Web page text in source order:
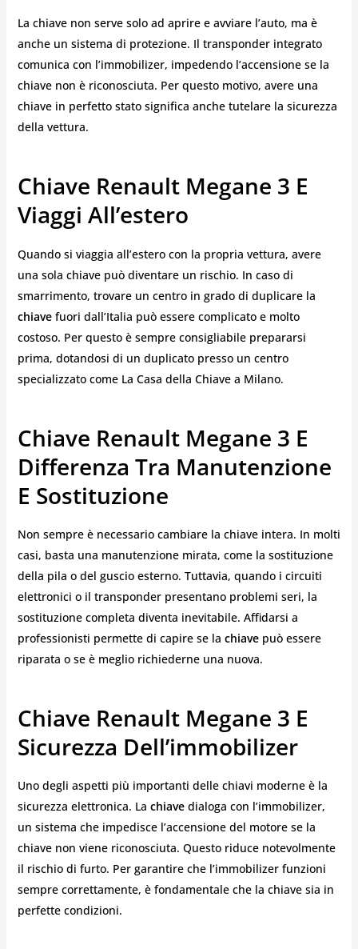
La chiave non serve solo ad aprire e avviare l’auto, ma è
anche un sistema di protezione. Il transponder integrato
comunica con l’immobilizer, impedendo l’accensione se la
chiave non è riconosciuta. Per questo motivo, avere una
chiave in perfetto stato significa anche tutelare la sicurezza
della vettura.
Chiave Renault Megane 3 E
Viaggi All’estero
Quando si viaggia all’estero con la propria vettura, avere
una sola chiave può diventare un rischio. In caso di
smarrimento, trovare un centro in grado di duplicare la
chiavefuori dall’Italia può essere complicato e molto
costoso. Per questo è sempre consigliabile prepararsi
prima, dotandosi di un duplicato presso un centro
specializzato come La Casa della Chiave a Milano.
Chiave Renault Megane 3 E
Differenza Tra Manutenzione
E Sostituzione
Non sempre è necessario cambiare la chiave intera. In molti
casi, basta una manutenzione mirata, come la sostituzione
della pila o del guscio esterno. Tuttavia, quando i circuiti
elettronici o il transponder presentano problemi seri, la
sostituzione completa diventa inevitabile. Affidarsi a
professionisti permette di capire se la chiavepuò essere
riparata o se è meglio richiederne una nuova.
Chiave Renault Megane 3 E
Sicurezza Dell’immobilizer
Uno degli aspetti più importanti delle chiavi moderne è la
sicurezza elettronica. La chiavedialoga con l’immobilizer,
un sistema che impedisce l’accensione del motore se la
chiave non viene riconosciuta. Questo riduce notevolmente
il rischio di furto. Per garantire che l’immobilizer funzioni
sempre correttamente, è fondamentale che la chiave sia in
perfette condizioni.